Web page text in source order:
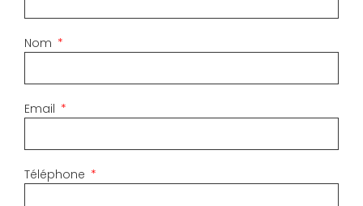
Nom
Email
Téléphone